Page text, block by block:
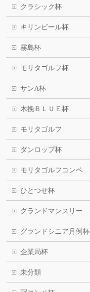
クラシック杯
キリンビール杯
霧島杯
モリタゴルフ杯
サンA杯
木挽ＢＬＵＥ杯
モリタゴルフ
ダンロップ杯
モリタゴルフコンペ
ひとつせ杯
グランドマンスリー
グランドシニア月例杯
企業局杯
未分類